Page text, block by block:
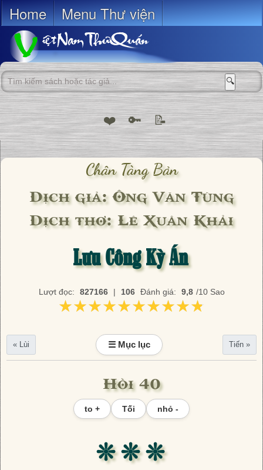
Home Menu Thư viện
🔍
❤️ 🔑 📝
Chân Tàng Bản
Dịch giả: Ông Văn Tùng
Dịch thơ: Lê Xuân Khải
Lưu Công Kỳ Án
Lượt đọc: 827166 | 106 Đánh giá: 9,8 /10 Sao
★★★★★★★★★★
★★★★★★★★★★
« Lùi ☰ Mục lục Tiến »
Hồi 40
to + Tối nhỏ -
❊ ❊ ❊